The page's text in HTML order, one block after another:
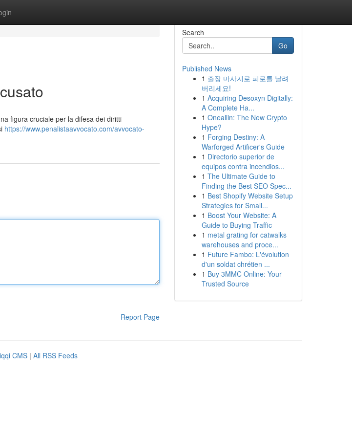
figura cruciale per la difesa dei diritti
https://www.penalistaavvocato.com/avvocato-
Report Page
Search
Go
Published News
1 출장 마사지로 피로를 날려
버리세요!
1 Acquiring Desoxyn Digitally:
A Complete Ha...
1 Oneallin: The New Crypto
Hype?
1 Forging Destiny: A
Warforged Artificer's Guide
1 Directorio superior de
equipos contra incendios...
1 The Ultimate Guide to
Finding the Best SEO Spec...
1 Best Shopify Website Setup
Strategies for Small...
1 Boost Your Website: A
Guide to Buying Traffic
1 metal grating for catwalks
warehouses and proce...
1 Future Fambo: L'évolution
d'un soldat chrétien ...
1 Buy 3MMC Online: Your
Trusted Source
CMS | All RSS Feeds